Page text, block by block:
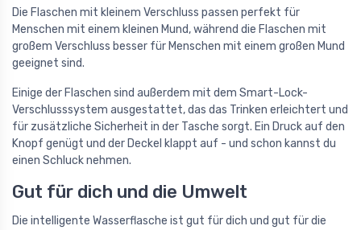
Die Flaschen mit kleinem Verschluss passen perfekt für
Menschen mit einem kleinen Mund, während die Flaschen mit
großem Verschluss besser für Menschen mit einem großen Mund
geeignet sind.
Einige der Flaschen sind außerdem mit dem Smart-Lock-
Verschlusssystem ausgestattet, das das Trinken erleichtert und
für zusätzliche Sicherheit in der Tasche sorgt. Ein Druck auf den
Knopf genügt und der Deckel klappt auf - und schon kannst du
einen Schluck nehmen.
Gut für dich und die Umwelt
Die intelligente Wasserflasche ist gut für dich und gut für die